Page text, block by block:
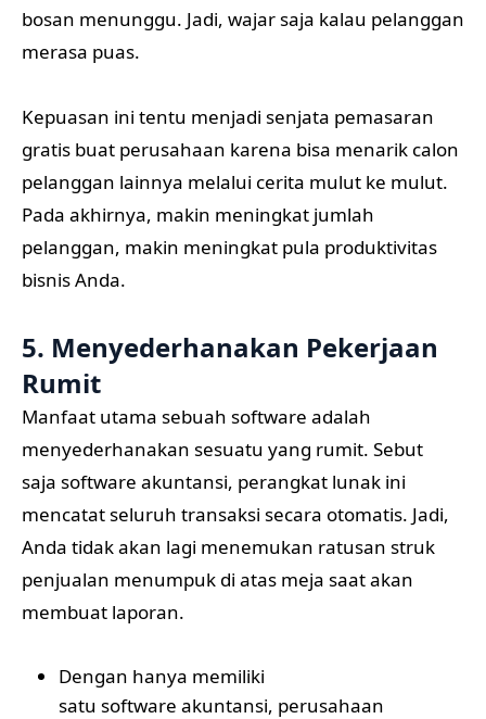
bosan menunggu. Jadi, wajar saja kalau pelanggan
merasa puas.
Kepuasan ini tentu menjadi senjata pemasaran
gratis buat perusahaan karena bisa menarik calon
pelanggan lainnya melalui cerita mulut ke mulut.
Pada akhirnya, makin meningkat jumlah
pelanggan, makin meningkat pula produktivitas
bisnis Anda.
5. Menyederhanakan Pekerjaan
Rumit
Manfaat utama sebuah software adalah
menyederhanakan sesuatu yang rumit. Sebut
saja software akuntansi, perangkat lunak ini
mencatat seluruh transaksi secara otomatis. Jadi,
Anda tidak akan lagi menemukan ratusan struk
penjualan menumpuk di atas meja saat akan
membuat laporan.
Dengan hanya memiliki
satu software akuntansi, perusahaan